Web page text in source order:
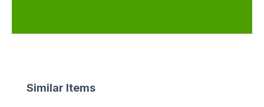
Produktgalerie überspringen
Similar Items